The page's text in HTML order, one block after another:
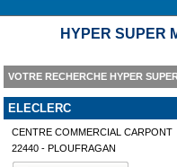
HYPER SUPER
VOTRE RECHERCHE HYPER
ELECLERC
CENTRE COMMERCIAL CARPONT
22440 - PLOUFRAGAN